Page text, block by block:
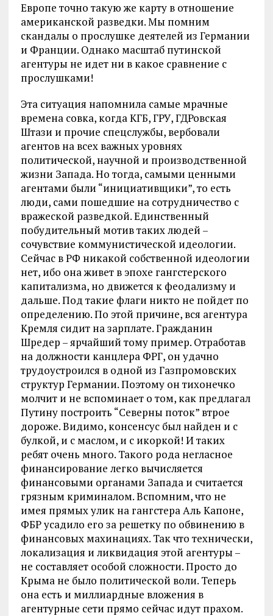
Европе точно такую же карту в отношение
американской разведки. Мы помним
скандалы о прослушке деятелей из Германии
и Франции. Однако масштаб путинской
агентуры не идет ни в какое сравнение с
прослушками!
Эта ситуация напомнила самые мрачные
времена совка, когда КГБ, ГРУ, ГДРовская
Штази и прочие спецслужбы, вербовали
агентов на всех важных уровнях
политической, научной и производственной
жизни Запада. Но тогда, самыми ценными
агентами были “инициативщики”, то есть
люди, сами пошедшие на сотрудничество с
вражеской разведкой. Единственный
побудительный мотив таких людей –
сочувствие коммунистической идеологии.
Сейчас в РФ никакой собственной идеологии
нет, ибо она живет в эпохе гангстерского
капитализма, но движется к феодализму и
дальше. Под такие флаги никто не пойдет по
определению. По этой причине, вся агентура
Кремля сидит на зарплате. Гражданин
Шредер – ярчайший тому пример. Отработав
на должности канцлера ФРГ, он удачно
трудоустроился в одной из Газпромовских
структур Германии. Поэтому он тихонечко
молчит и не вспоминает о том, как предлагал
Путину построить “Северны поток” втрое
дороже. Видимо, консенсус был найден и с
булкой, и с маслом, и с икоркой! И таких
ребят очень много. Такого рода негласное
финансирование легко вычисляется
финансовыми органами Запада и считается
грязным криминалом. Вспомним, что не
имея прямых улик на гангстера Аль Капоне,
ФБР усадило его за решетку по обвинению в
финансовых махинациях. Так что технически,
локализация и ликвидация этой агентуры –
не составляет особой сложности. Просто до
Крыма не было политической воли. Теперь
она есть и миллиардные вложения в
агентурные сети прямо сейчас идут прахом.